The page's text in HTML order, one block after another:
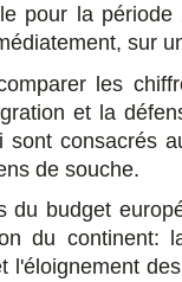
pour la
sur
les
et la
sont consacrés
de souche.
du budget
du continent:
l'éloignement